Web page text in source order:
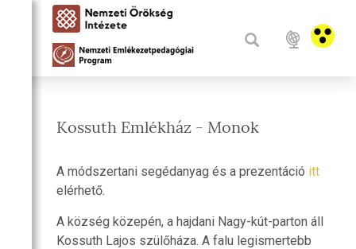
Kossuth Emlékház - Monok
A módszertani segédanyag és a prezentáció itt
elérhető.
A község közepén, a hajdani Nagy-kút-parton áll
Kossuth Lajos szülőháza. A falu legismertebb